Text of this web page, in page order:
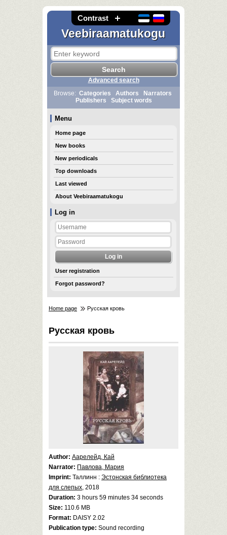
Contrast
Veebiraamatukogu
Log in
User registration
Forgot password?
Advanced search
Browse: Categories Authors
Narrators
Publishers
Subject words
Menu
Home page
New books
New periodicals
Top downloads
Last viewed
About Veebiraamatukogu
Home page Русская кровь
Русская кровь
Author: Аарелейд, Кай
Narrator: Павлова, Мария
Imprint: Таллинн : Эстонская библиотека
для слепых, 2018
Duration: 3 hours 59 minutes 34 seconds
Size: 110.6 MB
Format: DAISY 2.02
Publication type: Sound recording